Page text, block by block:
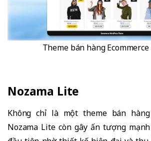
Theme bán hàng
Nozama Lite
Không chỉ là một theme bán
Nozama Lite còn gây ấn tượng